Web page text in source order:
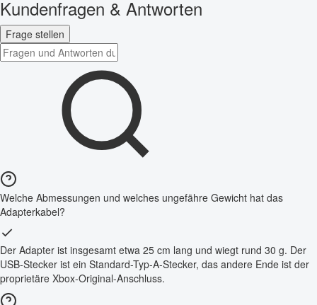
Kundenfragen & Antworten
Frage stellen
Welche Abmessungen und welches ungefähre Gewicht hat das
Adapterkabel?
Der Adapter ist insgesamt etwa 25 cm lang und wiegt rund 30 g. Der
USB-Stecker ist ein Standard-Typ-A-Stecker, das andere Ende ist der
proprietäre Xbox-Original-Anschluss.